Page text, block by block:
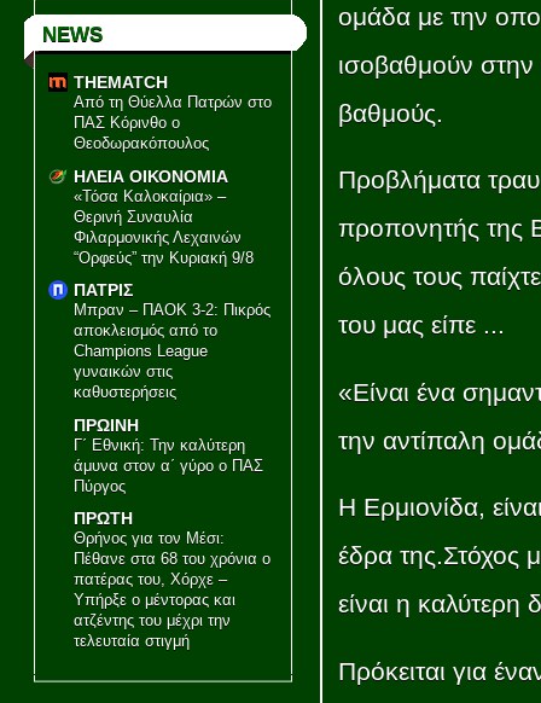
NEWS
THEMATCH
Από τη Θύελλα Πατρών στο
ΠΑΣ Κόρινθο ο
Θεοδωρακόπουλος
ΗΛΕΙΑ ΟΙΚΟΝΟΜΙΑ
«Τόσα Καλοκαίρια» –
Θερινή Συναυλία
Φιλαρμονικής Λεχαινών
“Ορφεύς” την Κυριακή 9/8
ΠΑΤΡΙΣ
Μπραν – ΠΑΟΚ 3-2: Πικρός
αποκλεισμός από το
Champions League
γυναικών στις
καθυστερήσεις
ΠΡΩΙΝΗ
Γ΄ Εθνική: Την καλύτερη
άμυνα στον α΄ γύρο ο ΠΑΣ
Πύργος
ΠΡΩΤΗ
Θρήνος για τον Μέσι:
Πέθανε στα 68 του χρόνια ο
πατέρας του, Χόρχε –
Υπήρξε ο μέντορας και
ατζέντης του μέχρι την
τελευταία στιγμή
ομάδα με την
ισοβαθμούν
βαθμούς.
Προβλήματα
προπονητής της
όλους τους
του μας είπε ...
«Είναι ένα
την αντίπαλη
Η Ερμιονίδα,
έδρα της.Στόχος
είναι η
Πρόκειται για